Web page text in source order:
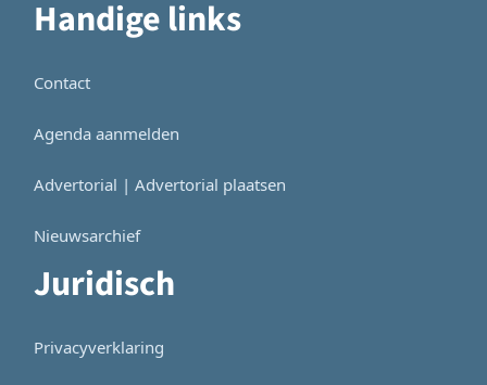
Handige links
Contact
Agenda aanmelden
Advertorial | Advertorial plaatsen
Nieuwsarchief
Juridisch
Privacyverklaring